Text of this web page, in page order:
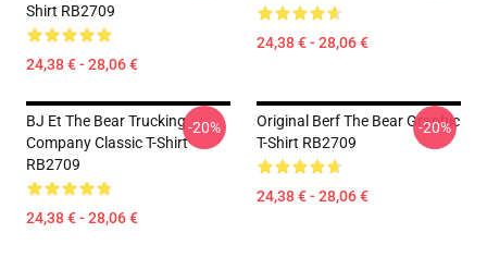
Shirt RB2709
24,38 € - 28,06 €
24,38 € - 28,06 €
BJ Et The Bear Trucking
Company Classic T-Shirt
RB2709
24,38 € - 28,06 €
-20%
Original Berf The Bear Graphic
T-Shirt RB2709
24,38 € - 28,06 €
-20%